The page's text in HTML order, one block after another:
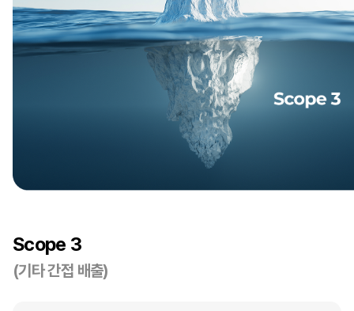
Scope 3
(기타 간접 배출)